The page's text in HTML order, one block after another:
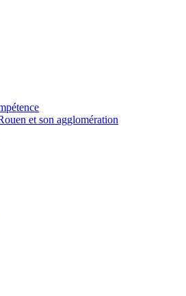
et son agglomération